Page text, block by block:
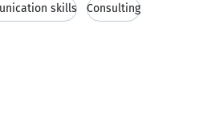
skills Consulting